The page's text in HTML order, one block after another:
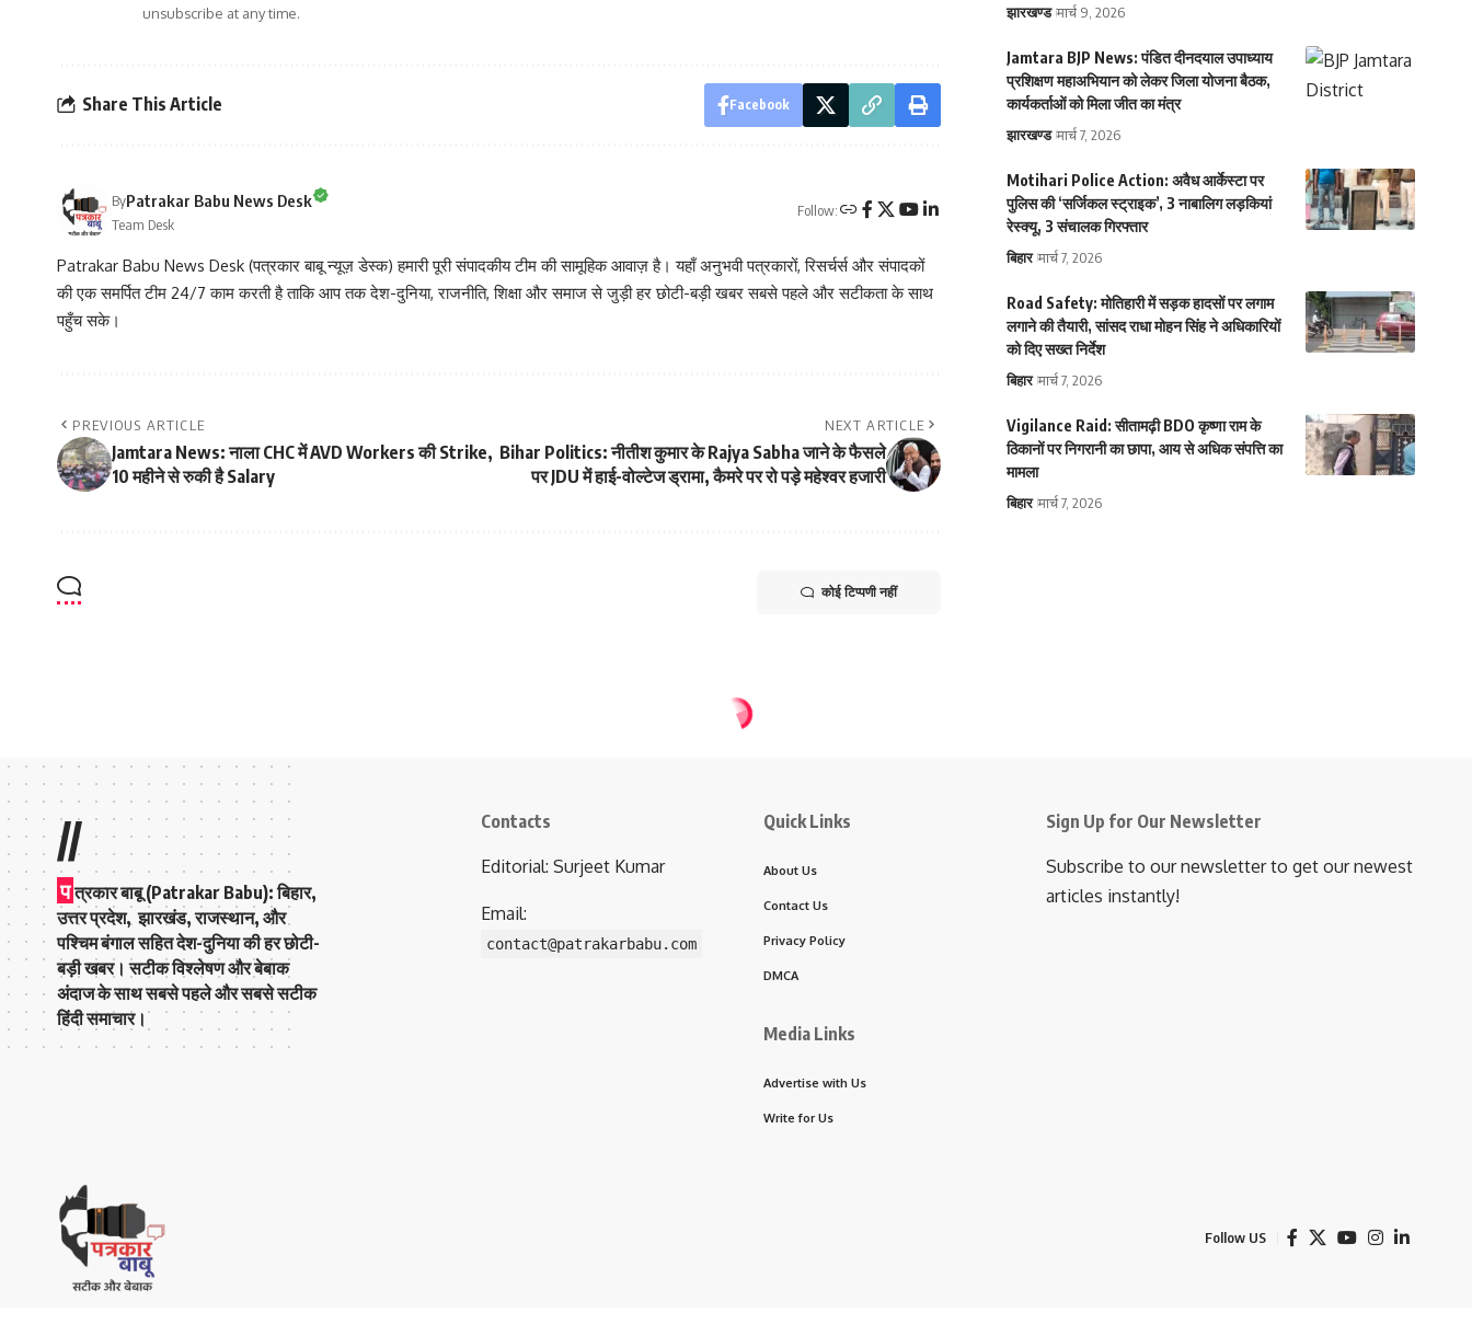
unsubscribe at any time.
Share This Article Facebook
ByPatrakar Babu News Desk
Team Desk
Follow:
Patrakar Babu News Desk (पत्रकार बाबू न्यूज़ डेस्क) हमारी पूरी संपादकीय टीम की सामूहिक आवाज़ है। यहाँ अनुभवी पत्रकारों, रिसर्चर्स और संपादकों
की एक समर्पित टीम 24/7 काम करती है ताकि आप तक देश-दुनिया, राजनीति, शिक्षा और समाज से जुड़ी हर छोटी-बड़ी खबर सबसे पहले और सटीकता के साथ
पहुँच सके।
PREVIOUS ARTICLE
Jamtara News: नाला CHC में AVD Workers की Strike,
10 महीने से रुकी है Salary
NEXT ARTICLE
Bihar Politics: नीतीश कुमार के Rajya Sabha जाने के फैसले
पर JDU में हाई-वोल्टेज ड्रामा, कैमरे पर रो पड़े महेश्वर हजारी
कोई टिप्पणी नहीं
झारखण्ड मार्च 9, 2026
Jamtara BJP News: पंडित दीनदयाल उपाध्याय
प्रशिक्षण महाअभियान को लेकर जिला योजना बैठक,
कार्यकर्ताओं को मिला जीत का मंत्र
झारखण्ड मार्च 7, 2026
Motihari Police Action: अवैध आर्केस्टा पर
पुलिस की ‘सर्जिकल स्ट्राइक’, 3 नाबालिग लड़कियां
रेस्क्यू, 3 संचालक गिरफ्तार
बिहार मार्च 7, 2026
Road Safety: मोतिहारी में सड़क हादसों पर लगाम
लगाने की तैयारी, सांसद राधा मोहन सिंह ने अधिकारियों
को दिए सख्त निर्देश
बिहार मार्च 7, 2026
Vigilance Raid: सीतामढ़ी BDO कृष्णा राम के
ठिकानों पर निगरानी का छापा, आय से अधिक संपत्ति का
मामला
बिहार मार्च 7, 2026
//
प त्रकार बाबू (Patrakar Babu):बिहार,
उत्तर प्रदेश, झारखंड, राजस्थान, और
पश्चिम बंगाल सहित देश-दुनिया की हर छोटी-
बड़ी खबर। सटीक विश्लेषण और बेबाक
अंदाज के साथ सबसे पहले और सबसे सटीक
हिंदी समाचार।
Contacts
Editorial: Surjeet Kumar
Email:
contact@patrakarbabu.com
Quick Links
About Us
Contact Us
Privacy Policy
DMCA
Media Links
Advertise with Us
Write for Us
Sign Up for Our Newsletter
Subscribe to our newsletter to get our newest
articles instantly!
Follow US